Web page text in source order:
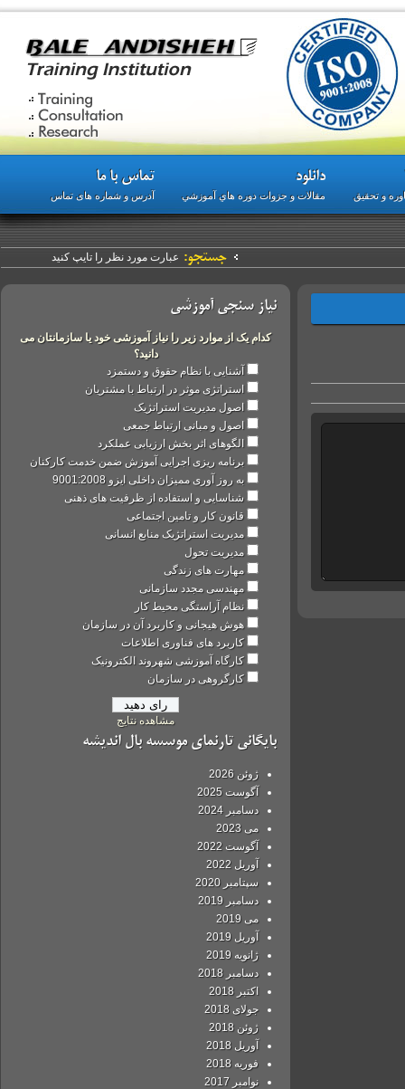
تحقیق
دانلود
مقالات و جزوات دوره هاي آموزشي
تماس با ما
آدرس و شماره های تماس
جستجو:
نیاز سنجی آموزشی
کدام یک از موارد زیر را نیاز آموزشی خود یا سازمانتان می
دانید؟
آشنایی با نظام حقوق و دستمزد
استراتژی موثر در ارتباط با مشتریان
اصول مدیریت استراتژیک
اصول و مبانی ارتباط جمعی
الگوهای اثر بخش ارزیابی عملکرد
برنامه ریزی اجرایی آموزش ضمن خدمت کارکنان
به روز آوری ممیزان داخلی ایزو 9001:2008
شناسایی و استفاده از ظرفیت های ذهنی
قانون کار و تامین اجتماعی
مدیریت استراتژیک منابع انسانی
مدیریت تحول
مهارت های زندگی
مهندسی مجدد سازمانی
نظام آراستگی محیط کار
هوش هیجانی و کاربرد آن در سازمان
کاربرد های فناوری اطلاعات
کارگاه آموزشی شهروند الکترونیک
کارگروهی در سازمان
مشاهده نتایج
بایگانی تارنمای موسسه بال اندیشه
ژوئن 2026
آگوست 2025
دسامبر 2024
می 2023
آگوست 2022
آوریل 2022
سپتامبر 2020
دسامبر 2019
می 2019
آوریل 2019
ژانویه 2019
دسامبر 2018
اکتبر 2018
جولای 2018
ژوئن 2018
آوریل 2018
فوریه 2018
نوامبر 2017